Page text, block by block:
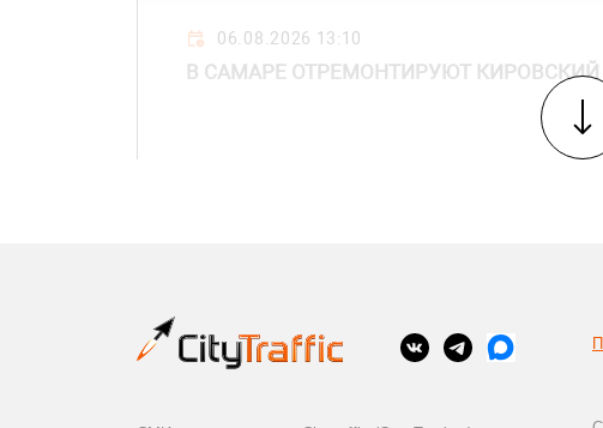
06.08.2026 13:10
В САМАРЕ ОТРЕМОНТИРУЮТ